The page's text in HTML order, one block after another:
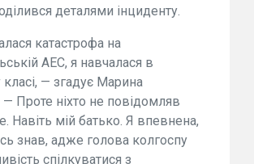
деталями інциденту.
катастрофа на
АЕС, я навчалася в
— згадує Марина
Проте ніхто не повідомляв
Навіть мій батько. Я впевнена,
знав, адже голова колгоспу
спілкуватися з